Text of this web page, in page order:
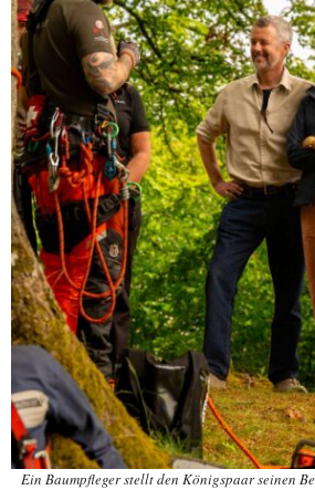
Ein Baumpfleger stellt den Königspaar seinen